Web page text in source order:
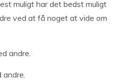
muligt har det bedst muligt
ved at få noget at vide om
andre.
andre.